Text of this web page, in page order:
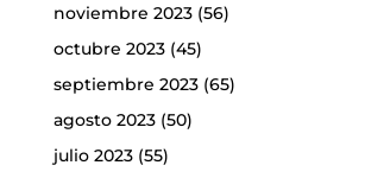
noviembre 2023(56)
octubre 2023(45)
septiembre 2023(65)
agosto 2023(50)
julio 2023(55)